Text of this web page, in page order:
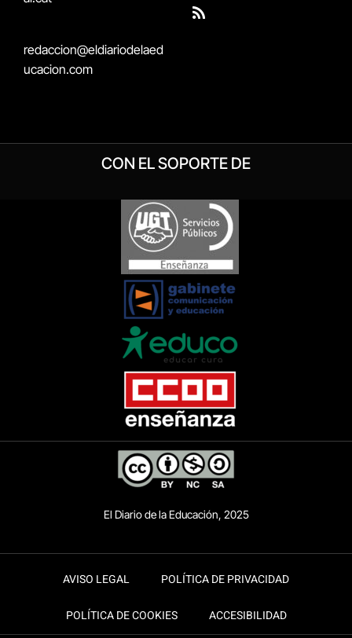
redaccion@eldiariodelaed
ucacion.com
(Twitter)
RSS
CON EL SOPORTE DE
El Diario de la Educación, 2025
AVISO LEGAL POLÍTICA DE PRIVACIDAD
POLÍTICA DE COOKIES ACCESIBILIDAD